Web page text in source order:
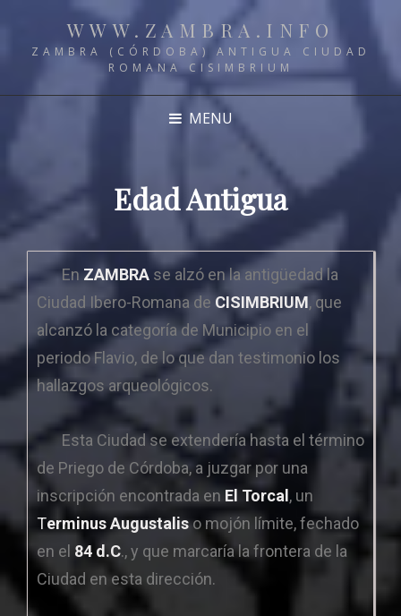
WWW.ZAMBRA.INFO
ZAMBRA (CÓRDOBA) ANTIGUA CIUDAD
ROMANA CISIMBRIUM
MENU
Edad Antigua
En ZAMBRA se alzó en la antigüedad la
Ciudad Ibero-Romana de CISIMBRIUM, que
alcanzó la categoría de Municipio en el
periodo Flavio, de lo que dan testimonio los
hallazgos arqueológicos.
Esta Ciudad se extendería hasta el término
de Priego de Córdoba, a juzgar por una
inscripción encontrada en El Torcal , un
Terminus Augustaliso mojón límite, fechado
en el 84 d.C., y que marcaría la frontera de la
Ciudad en esta dirección.